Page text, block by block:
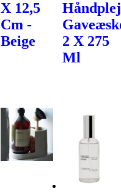
X 12,5
Cm -
Beige
2 X 275
Ml